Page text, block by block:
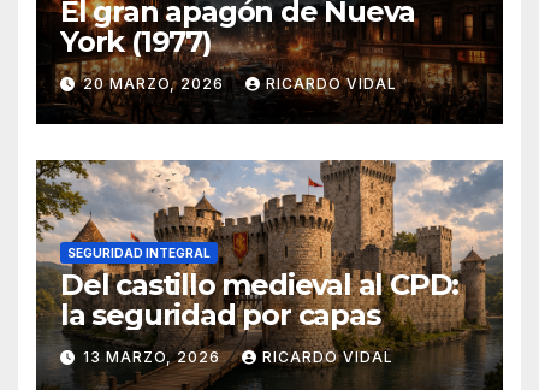
El gran apagón de Nueva
York (1977)
20 MARZO, 2026 RICARDO VIDAL
SEGURIDAD INTEGRAL
Del castillo medieval al CPD:
la seguridad por capas
13 MARZO, 2026 RICARDO VIDAL